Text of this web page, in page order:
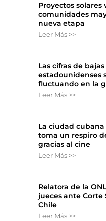
Proyectos solares
comunidades
nueva etapa
Leer Más >>
Las cifras de bajas
estadounidenses
fluctuando en la
Leer Más >>
La ciudad cubana
toma un respiro
gracias al cine
Leer Más >>
Relatora de la
jueces ante Corte
Chile
Leer Más >>